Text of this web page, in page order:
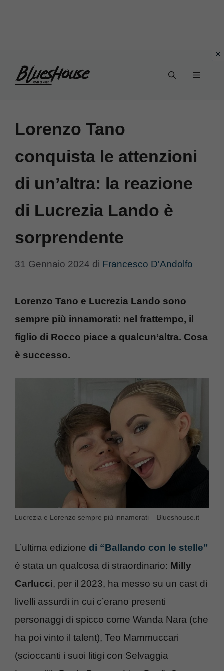
Menu
Lorenzo Tano
conquista le attenzioni
di un’altra: la reazione
di Lucrezia Lando è
sorprendente
31 Gennaio 2024 di Francesco D'Andolfo
Lorenzo Tano e Lucrezia Lando sono
sempre più innamorati: nel frattempo, il
figlio di Rocco piace a qualcun’altra. Cosa
è successo.
Lucrezia e Lorenzo sempre più innamorati – Blueshouse.it
L’ultima edizione di “Ballando con le stelle”
è stata un qualcosa di straordinario: Milly
Carlucci, per il 2023, ha messo su un cast di
livelli assurdi in cui c’erano presenti
personaggi di spicco come Wanda Nara (che
ha poi vinto il talent), Teo Mammuccari
(scioccanti i suoi litigi con Selvaggia